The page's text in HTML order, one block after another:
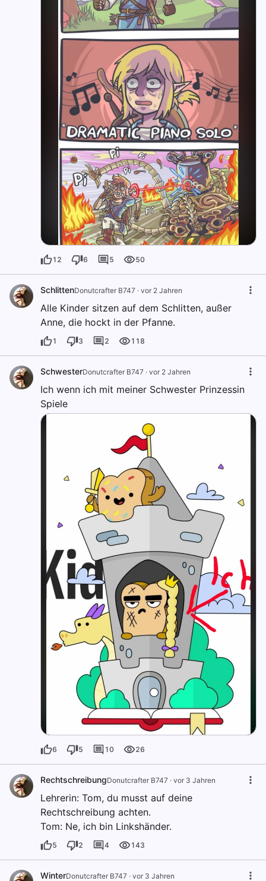
12 6 5 50
SchlittenDonutcrafter B747 · vor 2 Jahren
Alle Kinder sitzen auf dem Schlitten, außer
Anne, die hockt in der Pfanne.
1 3 2 118
SchwesterDonutcrafter B747 · vor 2 Jahren
Ich wenn ich mit meiner Schwester Prinzessin
Spiele
6 5 10 26
RechtschreibungDonutcrafter B747 · vor 3 Jahren
Lehrerin: Tom, du musst auf deine
Rechtschreibung achten.
Tom: Ne, ich bin Linkshänder.
5 2 4 143
WinterDonutcrafter B747 · vor 3 Jahren